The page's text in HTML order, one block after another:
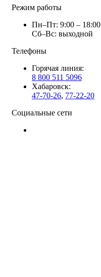
Режим работы
Пн–Пт: 9:00 – 18:00
Сб–Вс: выходной
Телефоны
Горячая линия:
8 800 511 5096
Хабаровск:
47-70-26, 77-22-20
Социальные сети